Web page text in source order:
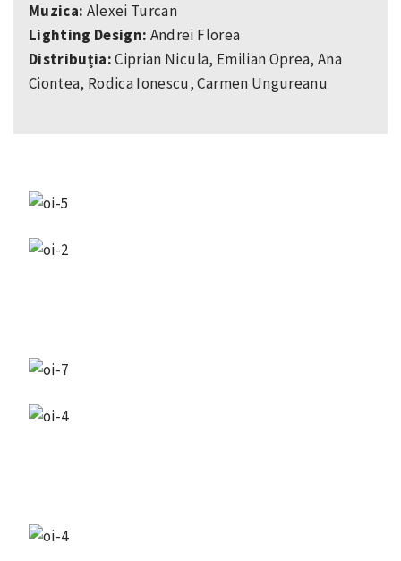
Muzica: Alexei Turcan
Lighting Design: Andrei Florea
Distribuția:Ciprian Nicula, Emilian Oprea, Ana
Ciontea, Rodica Ionescu, Carmen Ungureanu